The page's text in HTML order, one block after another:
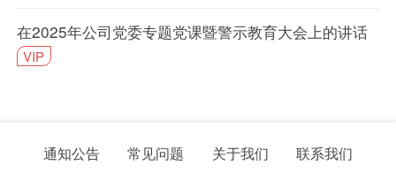
在2025年公司党委专题党课暨警示教育大会上的讲话
VIP
通知公告 常见问题 关于我们 联系我们